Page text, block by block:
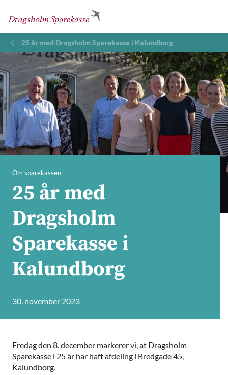
25 år med Dragsholm Sparekasse i Kalundborg
Om sparekassen
25 år med
Dragsholm
Sparekasse i
Kalundborg
30. november 2023
Fredag den 8. december markerer vi, at Dragsholm
Sparekasse i 25 år har haft afdeling i Bredgade 45,
Kalundborg.